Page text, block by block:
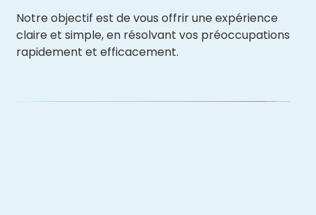
Notre objectif est de vous offrir une expérience
claire et simple, en résolvant vos préoccupations
rapidement et efficacement.